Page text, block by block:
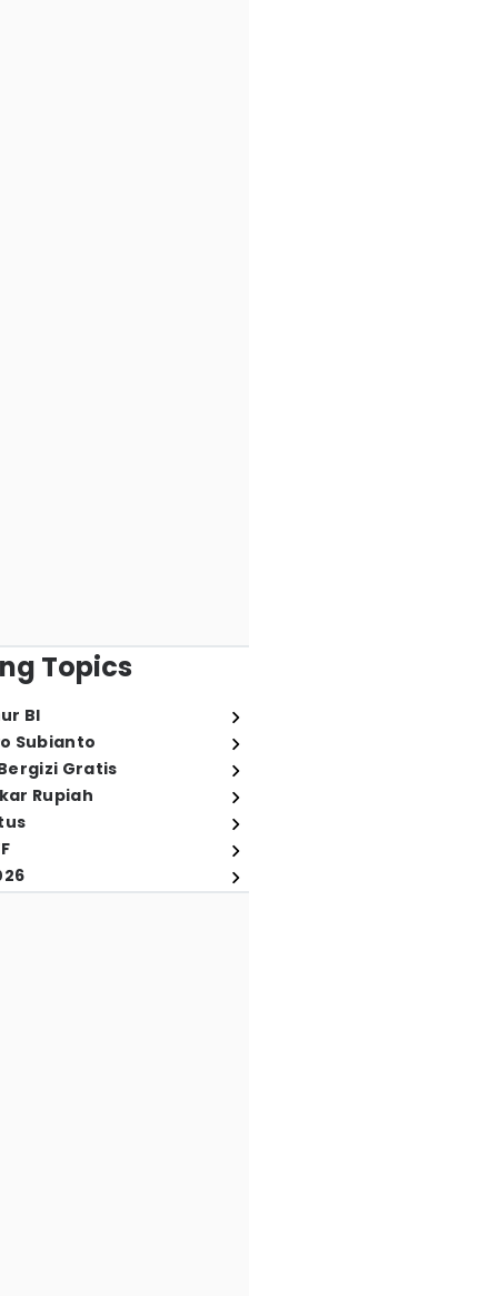
Topics
BI
Subianto
Gratis
Rupiah